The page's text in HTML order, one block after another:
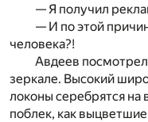
— Я получил
— И по этой
человека?!
Авдеев
зеркале. Высокий
локоны серебрятся на
поблек, как